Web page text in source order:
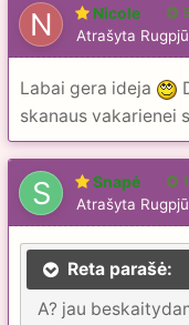
Nicole
Atrašyta
Labai gera ideja
skanaus vakarienei
Snapė
Atrašyta
Reta parašė:
A? jau